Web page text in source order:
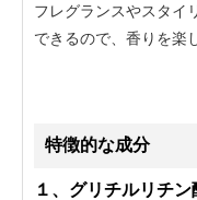
フレグランスやスタイ
できるので、香りを楽
特徴的な成分
１、グリチルリチン